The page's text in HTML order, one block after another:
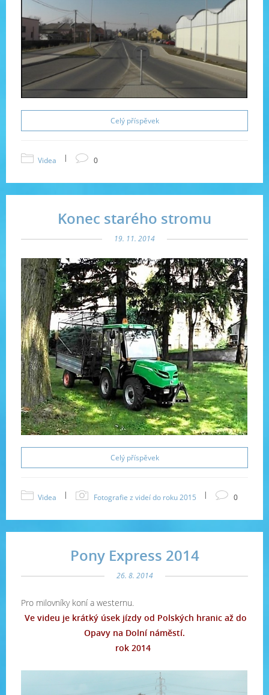
Celý příspěvek
Videa | 0
Konec starého stromu
19. 11. 2014
Celý příspěvek
Videa | Fotografie z videí do roku 2015 | 0
Pony Express 2014
26. 8. 2014
Pro milovníky koní a westernu.
Ve videu je krátký úsek jízdy od Polských hranic až do
Opavy na Dolní náměstí.
rok 2014